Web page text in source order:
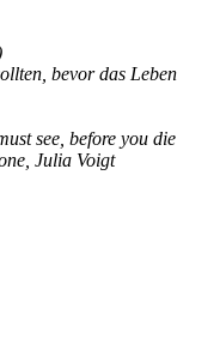
bevor das Leben
see, before you die
Julia Voigt